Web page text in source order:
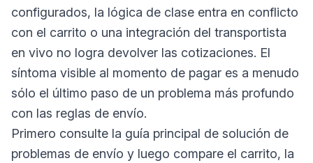
configurados, la lógica de clase entra en conflicto
con el carrito o una integración del transportista
en vivo no logra devolver las cotizaciones. El
síntoma visible al momento de pagar es a menudo
sólo el último paso de un problema más profundo
con las reglas de envío.
Primero consulte la guía principal de solución de
problemas de envío y luego compare el carrito, la